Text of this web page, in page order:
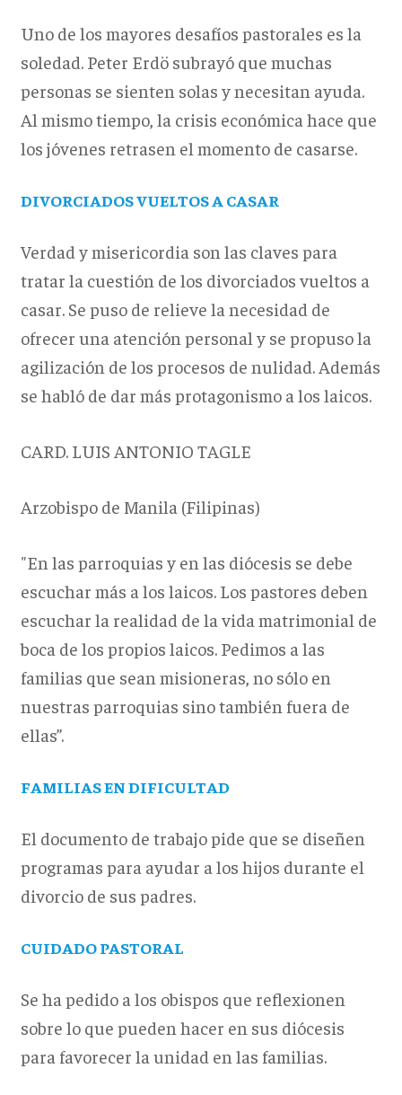
Uno de los mayores desafíos pastorales es la
soledad. Peter Erdö subrayó que muchas
personas se sienten solas y necesitan ayuda.
Al mismo tiempo, la crisis económica hace que
los jóvenes retrasen el momento de casarse.
DIVORCIADOS VUELTOS A CASAR
Verdad y misericordia son las claves para
tratar la cuestión de los divorciados vueltos a
casar. Se puso de relieve la necesidad de
ofrecer una atención personal y se propuso la
agilización de los procesos de nulidad. Además
se habló de dar más protagonismo a los laicos.
CARD. LUIS ANTONIO TAGLE
Arzobispo de Manila (Filipinas)
"En las parroquias y en las diócesis se debe
escuchar más a los laicos. Los pastores deben
escuchar la realidad de la vida matrimonial de
boca de los propios laicos. Pedimos a las
familias que sean misioneras, no sólo en
nuestras parroquias sino también fuera de
ellas”.
FAMILIAS EN DIFICULTAD
El documento de trabajo pide que se diseñen
programas para ayudar a los hijos durante el
divorcio de sus padres.
CUIDADO PASTORAL
Se ha pedido a los obispos que reflexionen
sobre lo que pueden hacer en sus diócesis
para favorecer la unidad en las familias.